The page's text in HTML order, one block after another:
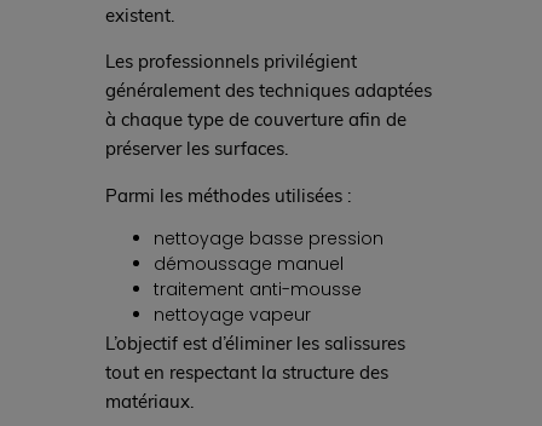
existent.
Les professionnels privilégient
généralement des techniques adaptées
à chaque type de couverture afin de
préserver les surfaces.
Parmi les méthodes utilisées :
nettoyage basse pression
démoussage manuel
traitement anti-mousse
nettoyage vapeur
L’objectif est d’éliminer les salissures
tout en respectant la structure des
matériaux.